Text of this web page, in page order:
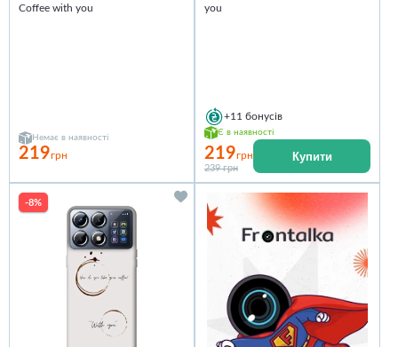
Coffee with you
Немає в наявності
219грн
you
+11 бонусів
Є в наявності
219грн
239 грн
Купити
-8%